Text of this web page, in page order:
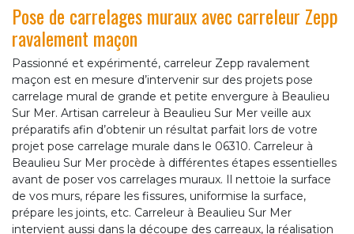
Pose de carrelages muraux avec carreleur Zepp
ravalement maçon
Passionné et expérimenté, carreleur Zepp ravalement
maçon est en mesure d’intervenir sur des projets pose
carrelage mural de grande et petite envergure à Beaulieu
Sur Mer. Artisan carreleur à Beaulieu Sur Mer veille aux
préparatifs afin d’obtenir un résultat parfait lors de votre
projet pose carrelage murale dans le 06310. Carreleur à
Beaulieu Sur Mer procède à différentes étapes essentielles
avant de poser vos carrelages muraux. Il nettoie la surface
de vos murs, répare les fissures, uniformise la surface,
prépare les joints, etc. Carreleur à Beaulieu Sur Mer
intervient aussi dans la découpe des carreaux, la réalisation